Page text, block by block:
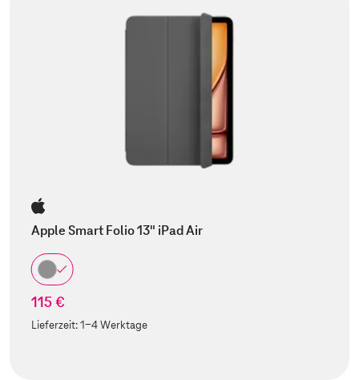
Apple Smart Folio 13" iPad Air
115 €
Lieferzeit:1-4 Werktage